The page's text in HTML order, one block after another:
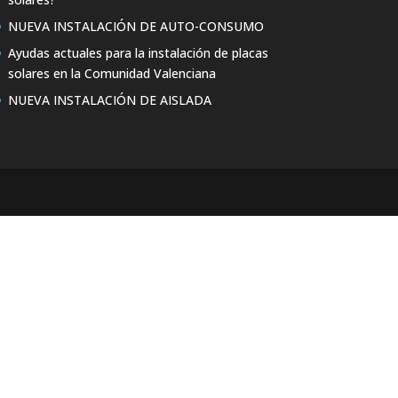
NUEVA INSTALACIÓN DE AUTO-CONSUMO
Ayudas actuales para la instalación de placas
solares en la Comunidad Valenciana
NUEVA INSTALACIÓN DE AISLADA